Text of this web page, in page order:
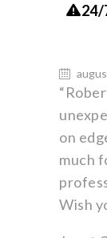
24/
on
much
Wish